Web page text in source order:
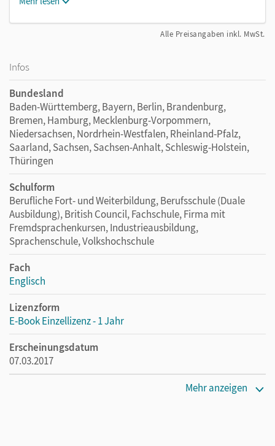
Alle Preisangaben inkl. MwSt.
Infos
Bundesland
Baden-Württemberg, Bayern, Berlin, Brandenburg,
Bremen, Hamburg, Mecklenburg-Vorpommern,
Niedersachsen, Nordrhein-Westfalen, Rheinland-Pfalz,
Saarland, Sachsen, Sachsen-Anhalt, Schleswig-Holstein,
Thüringen
Schulform
Berufliche Fort- und Weiterbildung, Berufsschule (Duale
Ausbildung), British Council, Fachschule, Firma mit
Fremdsprachenkursen, Industrieausbildung,
Sprachenschule, Volkshochschule
Fach
Englisch
Lizenzform
E-Book Einzellizenz - 1 Jahr
Erscheinungsdatum
07.03.2017
Mehr anzeigen